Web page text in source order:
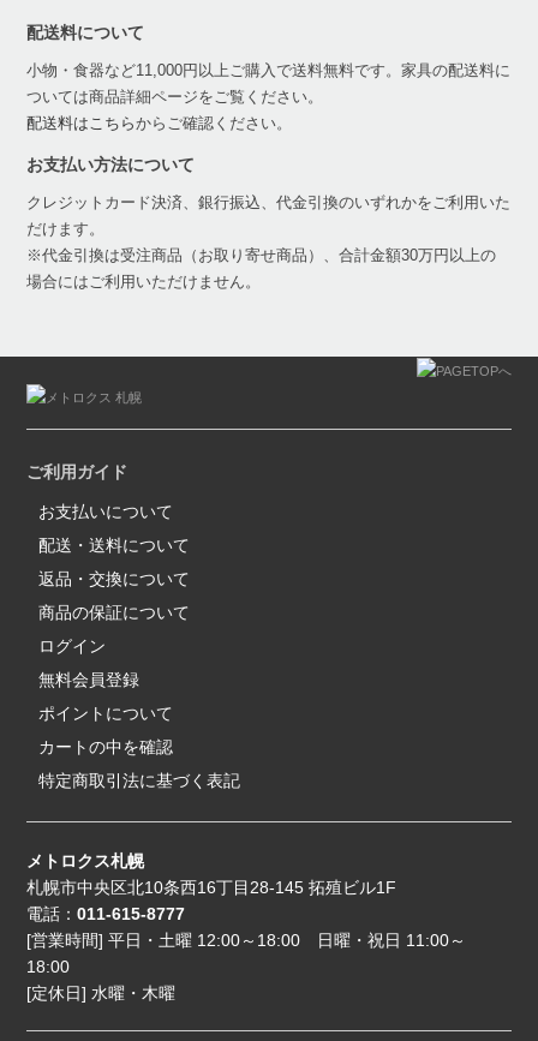
配送料について
小物・食器など11,000円以上ご購入で送料無料です。家具の配送料に
ついては商品詳細ページをご覧ください。
配送料はこちらからご確認ください。
お支払い方法について
クレジットカード決済、銀行振込、代金引換のいずれかをご利用いた
だけます。
※代金引換は受注商品（お取り寄せ商品）、合計金額30万円以上の
場合にはご利用いただけません。
ご利用ガイド
お支払いについて
配送・送料について
返品・交換について
商品の保証について
ログイン
無料会員登録
ポイントについて
カートの中を確認
特定商取引法に基づく表記
メトロクス札幌
札幌市中央区北10条西16丁目28-145 拓殖ビル1F
電話：011-615-8777
[営業時間] 平日・土曜 12:00～18:00 日曜・祝日 11:00～
18:00
[定休日] 水曜・木曜